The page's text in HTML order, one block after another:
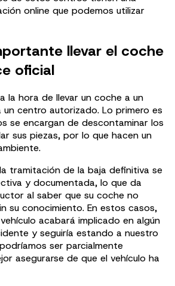
online que podemos utilizar
llevar el coche
oficial
la hora de llevar un coche a un
centro autorizado. Lo primero es
se encargan de descontaminar los
sus piezas, por lo que hacen un
tramitación de la baja definitiva se
y documentada, lo que da
al saber que su coche no
su conocimiento. En estos casos,
acabará implicado en algún
y seguiría estando a nuestro
ser parcialmente
asegurarse de que el vehículo ha